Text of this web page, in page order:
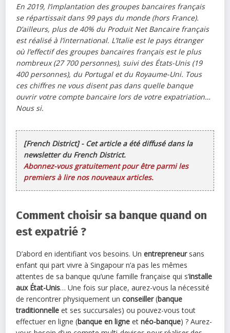
En 2019, l’implantation des groupes bancaires français
se répartissait dans 99 pays du monde (hors France).
D’ailleurs, plus de 40% du Produit Net Bancaire français
est réalisé à l’international. L’Italie est le pays étranger
où l’effectif des groupes bancaires français est le plus
nombreux (27 700 personnes), suivi des États-Unis (19
400 personnes), du Portugal et du Royaume-Uni. Tous
ces chiffres ne vous disent pas dans quelle banque
ouvrir votre compte bancaire lors de votre expatriation…
Nous si.
[French District] - Cet article a été diffusé dans la
newsletter du French District.
Abonnez-vous gratuitement pour être parmi les
premiers à lire nos nouveaux articles.
Comment choisir sa banque quand on
est expatrié ?
D’abord en identifiant vos besoins. Unentrepreneursans
enfant qui part vivre à Singapour n’a pas les mêmes
attentes de sa banque qu’une famille française qui s’installe
aux État-Unis… Une fois sur place, aurez-vous la nécessité
de rencontrer physiquement unconseiller(banque
traditionnelle et ses succursales) ou pouvez-vous tout
effectuer en ligne (banque en ligne etnéo-banque) ? Aurez-